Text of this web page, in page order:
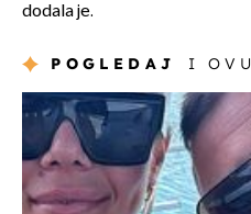
dodala je.
POGLEDAJ I